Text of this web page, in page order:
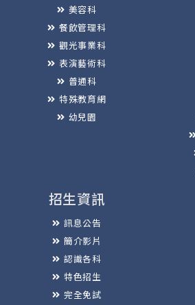
美容科
餐飲管理科
觀光事業科
表演藝術科
普通科
特殊教育網
幼兒園
招生資訊
訊息公告
簡介影片
認識各科
特色招生
完全免試